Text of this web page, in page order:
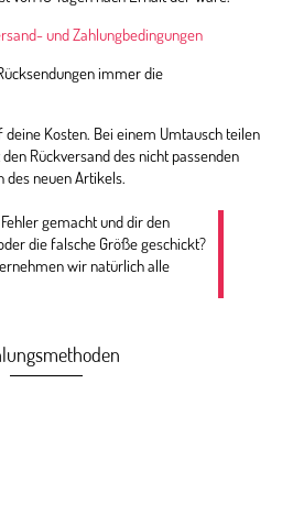
und Zahlungbedingungen
immer die
Kosten. Bei einem Umtausch teilen
Rückversand des nicht passenden
des neuen Artikels.
gemacht und dir den
die falsche Größe geschickt?
wir natürlich alle